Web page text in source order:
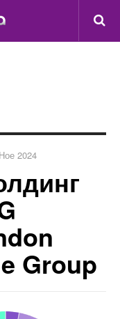
2024
Group